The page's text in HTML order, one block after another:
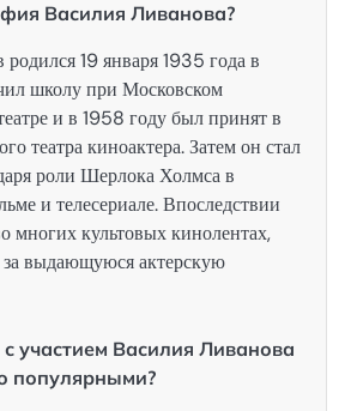
Василия Ливанова?
19 января 1935 года в
школу при Московском
и в 1958 году был принят в
театра киноактера. Затем он стал
роли Шерлока Холмса в
и телесериале. Впоследствии
многих культовых кинолентах,
выдающуюся актерскую
участием Василия Ливанова
популярными?